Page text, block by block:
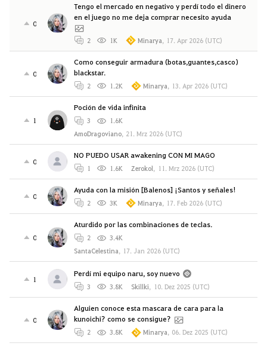
0
Tengo el mercado en negativo y perdí todo el dinero
en el juego no me deja comprar necesito ayuda
2 1K Minarya, 17. Apr 2026 (UTC)
0
Como conseguir armadura (botas,guantes,casco)
blackstar.
2 1.2K Minarya, 13. Apr 2026 (UTC)
1
Poción de vida infinita
3
1.6K
AmoDragoviano, 21. Mrz 2026 (UTC)
0
NO PUEDO USAR awakening CON MI MAGO
1 1.6K Zerokol, 11. Mrz 2026 (UTC)
0
Ayuda con la misión [Balenos] ¡Santos y señales!
2 3K Minarya, 17. Feb 2026 (UTC)
0
Aturdido por las combinaciones de teclas.
2
3.4K
SantaCelestina, 17. Jan 2026 (UTC)
1
Perdí mi equipo naru, soy nuevo
3 3.8K Skillki, 10. Dez 2025 (UTC)
0
Alguien conoce esta mascara de cara para la
kunoichi? como se consigue?
2 3.8K Minarya, 06. Dez 2025 (UTC)